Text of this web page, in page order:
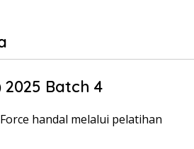
Batch 4
handal melalui pelatihan